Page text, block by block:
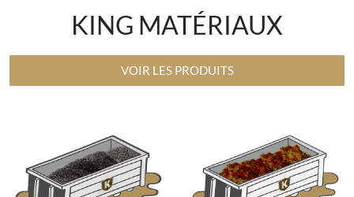
KING MATÉRIAUX
VOIR LES PRODUITS